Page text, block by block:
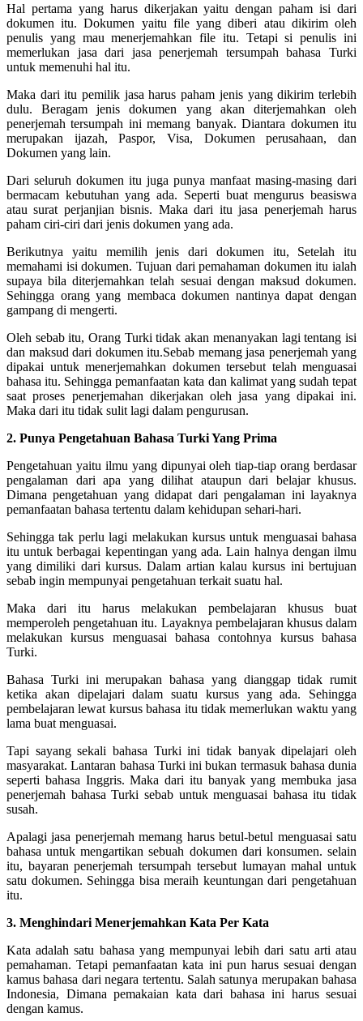
Hal pertama yang harus dikerjakan yaitu dengan paham isi dari
dokumen itu. Dokumen yaitu file yang diberi atau dikirim oleh
penulis yang mau menerjemahkan file itu. Tetapi si penulis ini
memerlukan jasa dari jasa penerjemah tersumpah bahasa Turki
untuk memenuhi hal itu.
Maka dari itu pemilik jasa harus paham jenis yang dikirim terlebih
dulu. Beragam jenis dokumen yang akan diterjemahkan oleh
penerjemah tersumpah ini memang banyak. Diantara dokumen itu
merupakan ijazah, Paspor, Visa, Dokumen perusahaan, dan
Dokumen yang lain.
Dari seluruh dokumen itu juga punya manfaat masing-masing dari
bermacam kebutuhan yang ada. Seperti buat mengurus beasiswa
atau surat perjanjian bisnis. Maka dari itu jasa penerjemah harus
paham ciri-ciri dari jenis dokumen yang ada.
Berikutnya yaitu memilih jenis dari dokumen itu, Setelah itu
memahami isi dokumen. Tujuan dari pemahaman dokumen itu ialah
supaya bila diterjemahkan telah sesuai dengan maksud dokumen.
Sehingga orang yang membaca dokumen nantinya dapat dengan
gampang di mengerti.
Oleh sebab itu, Orang Turki tidak akan menanyakan lagi tentang isi
dan maksud dari dokumen itu.Sebab memang jasa penerjemah yang
dipakai untuk menerjemahkan dokumen tersebut telah menguasai
bahasa itu. Sehingga pemanfaatan kata dan kalimat yang sudah tepat
saat proses penerjemahan dikerjakan oleh jasa yang dipakai ini.
Maka dari itu tidak sulit lagi dalam pengurusan.
2. Punya Pengetahuan Bahasa Turki Yang Prima
Pengetahuan yaitu ilmu yang dipunyai oleh tiap-tiap orang berdasar
pengalaman dari apa yang dilihat ataupun dari belajar khusus.
Dimana pengetahuan yang didapat dari pengalaman ini layaknya
pemanfaatan bahasa tertentu dalam kehidupan sehari-hari.
Sehingga tak perlu lagi melakukan kursus untuk menguasai bahasa
itu untuk berbagai kepentingan yang ada. Lain halnya dengan ilmu
yang dimiliki dari kursus. Dalam artian kalau kursus ini bertujuan
sebab ingin mempunyai pengetahuan terkait suatu hal.
Maka dari itu harus melakukan pembelajaran khusus buat
memperoleh pengetahuan itu. Layaknya pembelajaran khusus dalam
melakukan kursus menguasai bahasa contohnya kursus bahasa
Turki.
Bahasa Turki ini merupakan bahasa yang dianggap tidak rumit
ketika akan dipelajari dalam suatu kursus yang ada. Sehingga
pembelajaran lewat kursus bahasa itu tidak memerlukan waktu yang
lama buat menguasai.
Tapi sayang sekali bahasa Turki ini tidak banyak dipelajari oleh
masyarakat. Lantaran bahasa Turki ini bukan termasuk bahasa dunia
seperti bahasa Inggris. Maka dari itu banyak yang membuka jasa
penerjemah bahasa Turki sebab untuk menguasai bahasa itu tidak
susah.
Apalagi jasa penerjemah memang harus betul-betul menguasai satu
bahasa untuk mengartikan sebuah dokumen dari konsumen. selain
itu, bayaran penerjemah tersumpah tersebut lumayan mahal untuk
satu dokumen. Sehingga bisa meraih keuntungan dari pengetahuan
itu.
3. Menghindari Menerjemahkan Kata Per Kata
Kata adalah satu bahasa yang mempunyai lebih dari satu arti atau
pemahaman. Tetapi pemanfaatan kata ini pun harus sesuai dengan
kamus bahasa dari negara tertentu. Salah satunya merupakan bahasa
Indonesia, Dimana pemakaian kata dari bahasa ini harus sesuai
dengan kamus.